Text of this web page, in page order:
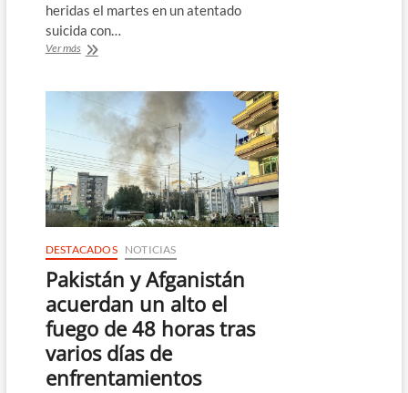
heridas el martes en un atentado
suicida con…
Ver másAl
muertos
en
atentado
suicida
en
la
capital
de
Pakistán
DESTACADOS NOTICIAS
Pakistán y Afganistán
acuerdan un alto el
fuego de 48 horas tras
varios días de
enfrentamientos